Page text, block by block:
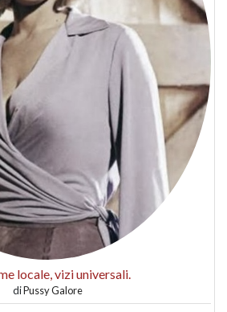
locale, vizi universali.
diPussy Galore